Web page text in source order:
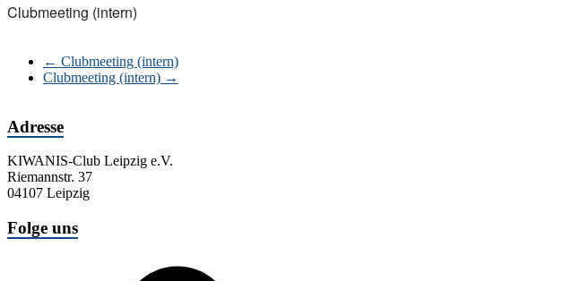
Clubmeeting (intern)
← Clubmeeting (intern)
Clubmeeting (intern) →
Adresse
KIWANIS-Club Leipzig e.V.
Riemannstr. 37
04107 Leipzig
Folge uns